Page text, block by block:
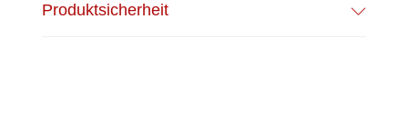
Produktsicherheit